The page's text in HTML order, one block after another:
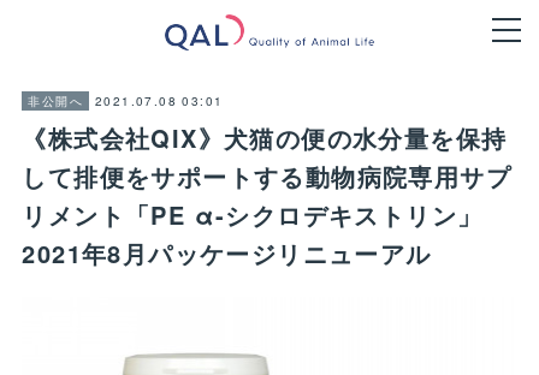
非公開へ 2021.07.08 03:01
《株式会社QIX》犬猫の便の水分量を保持
して排便をサポートする動物病院専用サプ
リメント「PE α-シクロデキストリン」
2021年8月パッケージリニューアル